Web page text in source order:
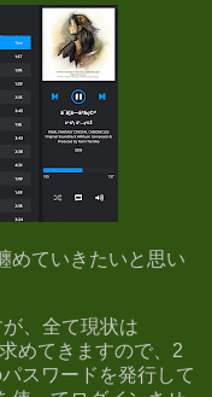
めていきたいと思い
、全て現状は
めてきますので、2
スワードを発行して